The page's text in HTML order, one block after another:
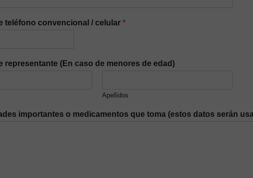
teléfono convencional / celular *
representante (En caso de menores de edad)
Apellidos
importantes o medicamentos que toma (estos datos serán